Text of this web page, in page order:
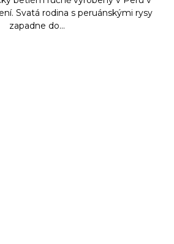
Svatá rodina s peruánskými rysy
zapadne do...